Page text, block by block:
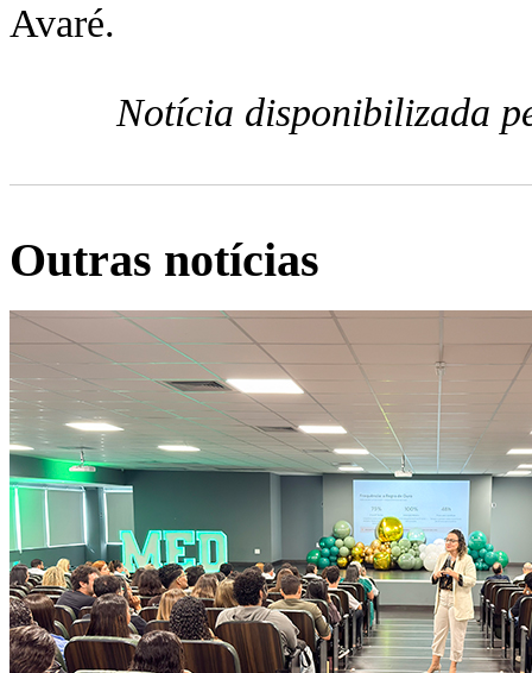
Avaré.
Notícia disponibilizada
Outras notícias